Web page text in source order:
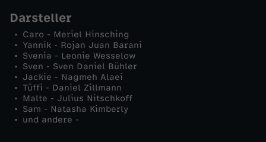
S
t
i
c
h
Darsteller
Caro - Meriel Hinsching
Yannik - Rojan Juan Barani
Svenia - Leonie Wesselow
Sven - Sven Daniel Bühler
Jackie - Nagmeh Alaei
Tüffi - Daniel Zillmann
Malte - Julius Nitschkoff
Sam - Natasha Kimberly
und andere -